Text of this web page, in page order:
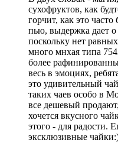
сухофруктов, как
горчит, как это
пью, выдержка дает о
поскольку нет
много мнхая типа
более
весь в эмоциях,
это удивительный
таких чаев особо в
все дешевый
хочется вкусного
этого - для радости.
эксклюзивные